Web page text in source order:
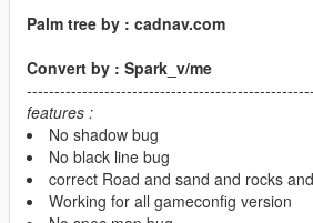
Palm tree by : cadnav.com
Convert by : Spark_v/me
features :
No shadow bug
No black line bug
correct Road and sand and rocks
Working for all gameconfig version